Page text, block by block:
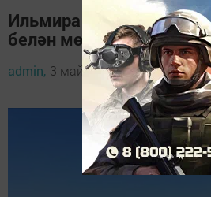
Ильмира Нәгыймова
белән мөнәсәбәтләренә
admin, 3 май 2026 - 14:23